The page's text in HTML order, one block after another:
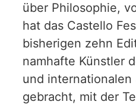
über Philosophie,
hat das Castello
bisherigen zehn
namhafte Künstler
und internationalen
gebracht, mit der